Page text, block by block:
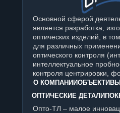
Основной сферой
является разработка,
оптических изделий, в
для различных
оптического контроля
интеллектуальное
контроля центрировки,
О КОМПАНИИОБЪЕКТИВЫ
ОПТИЧЕСКИЕ ДЕТАЛИ
Опто-ТЛ – малое